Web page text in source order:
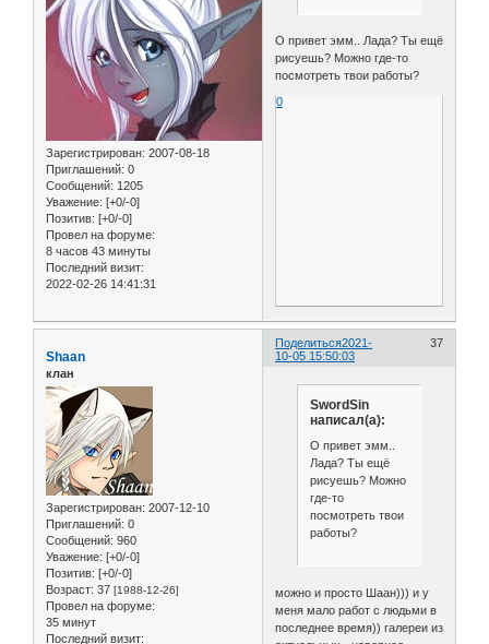
Зарегистрирован: 2007-08-18
Приглашений: 0
Сообщений: 1205
Уважение: [+0/-0]
Позитив: [+0/-0]
Провел на форуме:
8 часов 43 минуты
Последний визит:
2022-02-26 14:41:31
О привет эмм.. Лада? Ты ещё
рисуешь? Можно где-то
посмотреть твои работы?
0
Поделиться 37
2021-
10-05 15:50:03
Shaan
клан
Зарегистрирован: 2007-12-10
Приглашений: 0
Сообщений: 960
Уважение: [+0/-0]
Позитив: [+0/-0]
Возраст: 37 [1988-12-26]
Провел на форуме:
35 минут
Последний визит:
SwordSin
написал(а):
О привет эмм..
Лада? Ты ещё
рисуешь? Можно
где-то
посмотреть твои
работы?
можно и просто Шаан))) и у
меня мало работ с людьми в
последнее время)) галереи из